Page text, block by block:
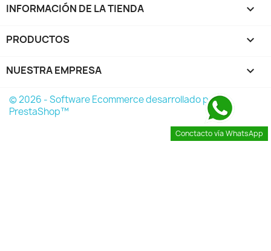
INFORMACIÓN DE LA TIENDA keyboard_arrow_down
PRODUCTOS 
NUESTRA EMPRESA 
© 2026 - Software Ecommerce desarrollado por
PrestaShop™
Conctacto vía WhatsApp